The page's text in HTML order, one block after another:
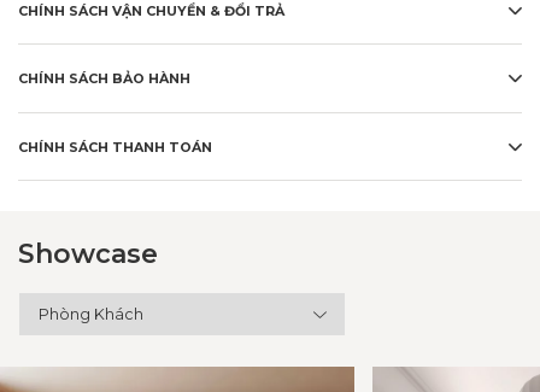
CHÍNH SÁCH VẬN CHUYỂN & ĐỔI TRẢ
CHÍNH SÁCH BẢO HÀNH
CHÍNH SÁCH THANH TOÁN
Showcase